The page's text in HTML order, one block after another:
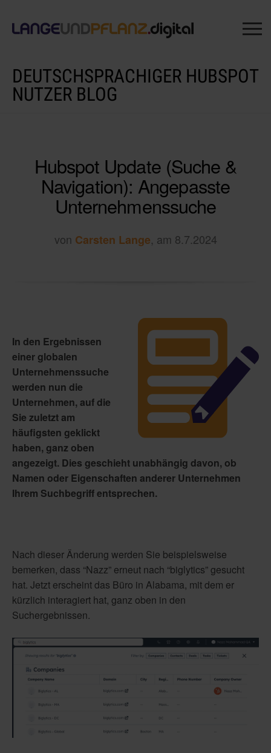
DEUTSCHSPRACHIGER HUBSPOT
NUTZER BLOG
Hubspot Update (Suche &
Navigation): Angepasste
Unternehmenssuche
von Carsten Lange, am 8.7.2024
In den Ergebnissen
einer globalen
Unternehmenssuche
werden nun die
Unternehmen, auf die
Sie zuletzt am
häufigsten geklickt
haben, ganz oben
angezeigt. Dies geschieht unabhängig davon, ob
Namen oder Eigenschaften anderer Unternehmen
Ihrem Suchbegriff entsprechen.
Nach dieser Änderung werden Sie beispielsweise
bemerken, dass “Nazz” erneut nach “biglytics” gesucht
hat. Jetzt erscheint das Büro in Alabama, mit dem er
kürzlich interagiert hat, ganz oben in den
Suchergebnissen.